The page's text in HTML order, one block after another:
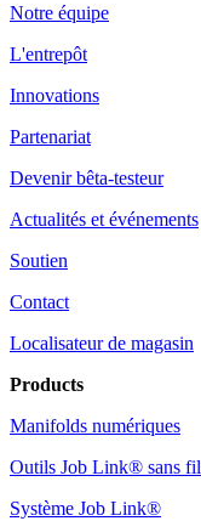
Notre équipe
L'entrepôt
Innovations
Partenariat
Devenir bêta-testeur
Actualités et événements
Soutien
Contact
Localisateur de magasin
Products
Manifolds numériques
Outils Job Link® sans fil
Système Job Link®